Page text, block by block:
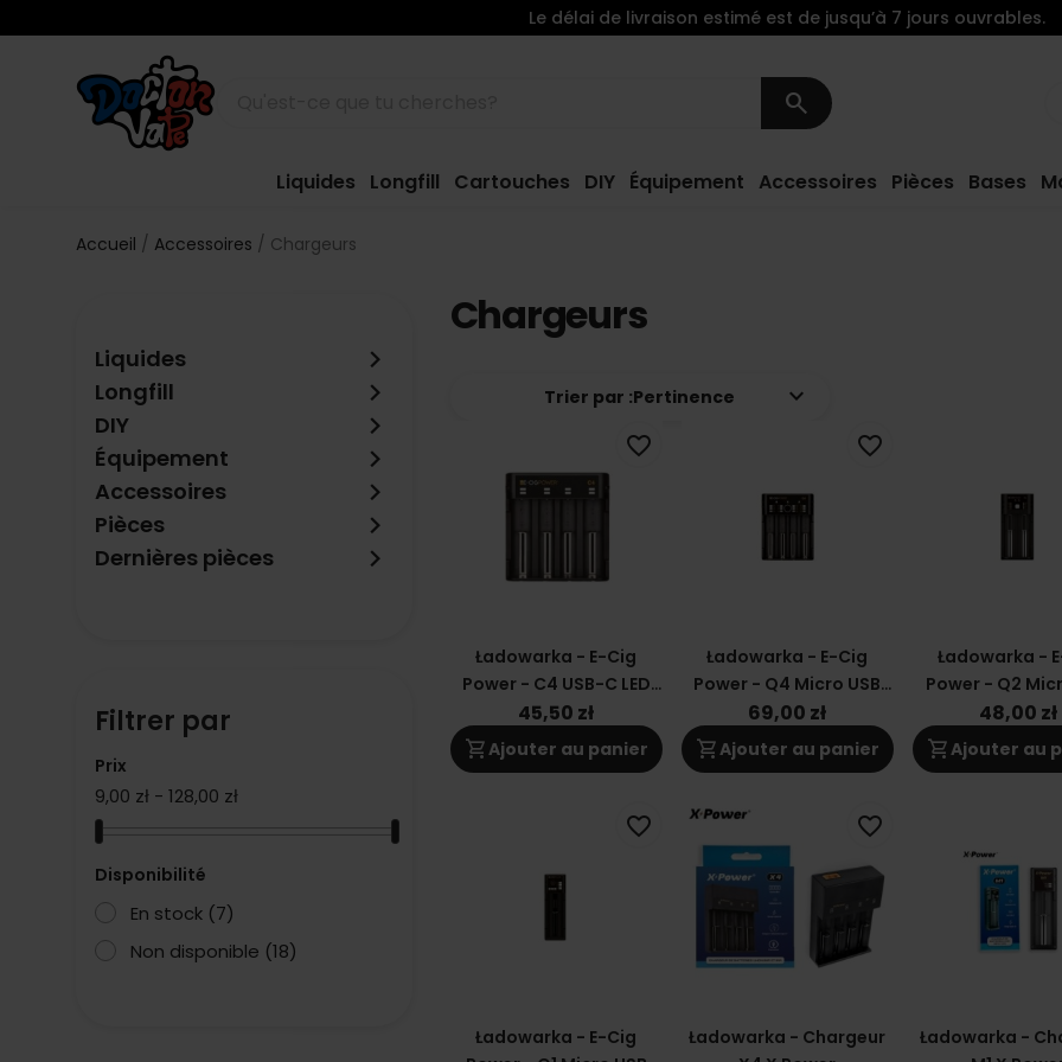
search
Liquides Longfill Cartouches DIY Équipement Accessoires Pièces Bases
Le délai de livraison estimé est de jusqu’à 7 jours ouvrables.
Accueil Accessoires Chargeurs
Liquides keyboard_arrow_right
Longfill keyboard_arrow_right
DIY keyboard_arrow_right
Équipement keyboard_arrow_right
Accessoires keyboard_arrow_right
Pièces keyboard_arrow_right
Dernières pièces keyboard_arrow_right
Filtrer par
Prix
9,00 zł - 128,00 zł
Disponibilité
En stock (7)
Non disponible (18)
Chargeurs
Trier par :Pertinence keyboard_arrow_down
Ładowarka - E-Cig
Power - C4 USB-C LED
Li-On Battery Charger
45,50 zł
shopping_cartAjouter au panier
favorite_border
Ładowarka - E-Cig
Power - Q4 Micro USB
Intelligent Charger LCD
69,00 zł
shopping_cartAjouter au panier
favorite_border
Ładowarka -
Power - Q2
Led Charger
Battery
48,00 zł
shopping_cartAjouter au
Ładowarka - E-Cig
favorite_border
Ładowarka - Chargeur
favorite_border
Ładowarka -